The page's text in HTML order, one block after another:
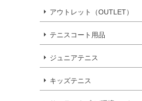
アウトレット（OUTLET）
テニスコート用品
ジュニアテニス
キッズテニス